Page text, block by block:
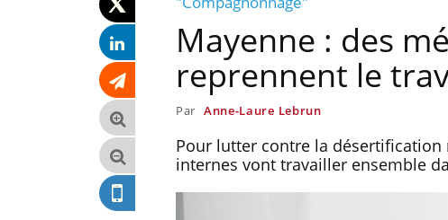
Mayenne : des
reprennent le
Par Anne-Laure Lebrun
Pour lutter contre la désertification
internes vont travailler ensemble